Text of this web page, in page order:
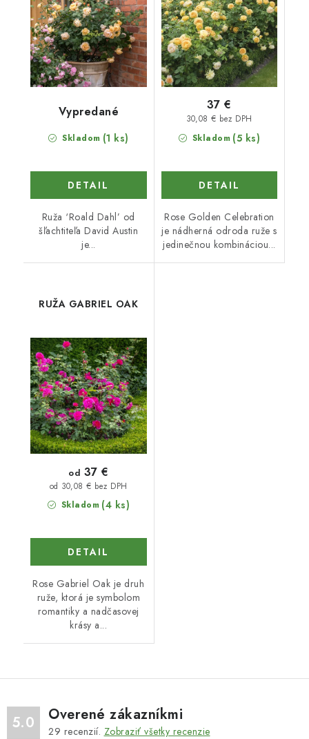
Skladom (1 ks)
Vypredané
DETAIL
Ruža ‘Roald Dahl’ od
šľachtiteľa David Austin
je...
Skladom (5 ks)
30,08 € bez DPH
37 €
DETAIL
Rose Golden Celebration
je nádherná odroda ruže s
jedinečnou kombináciou...
RUŽA GABRIEL OAK
Skladom (4 ks)
od 30,08 € bez DPH
od 37 €
DETAIL
Rose Gabriel Oak je druh
ruže, ktorá je symbolom
romantiky a nadčasovej
krásy a...
5.0 Overené zákazníkmi
29 recenzií. Zobraziť všetky recenzie